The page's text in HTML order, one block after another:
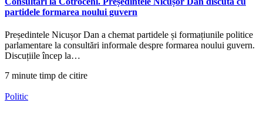
partidele formarea noului guvern
Președintele Nicușor Dan a chemat partidele și formațiunile politice
parlamentare la consultări informale despre formarea noului guvern.
Discuțiile încep la…
7 minute timp de citire
Politic